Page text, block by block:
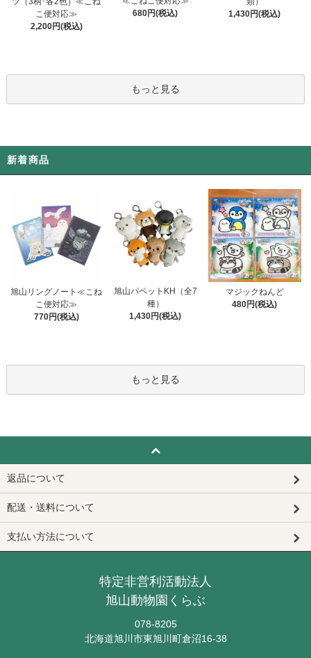
こ便対応≫
2,200円(税込)
680円(税込)
1,430円(税込)
もっと見る
新着商品
旭山リングノート≪こね
こ便対応≫
770円(税込)
旭山パペットKH（全7
種）
1,430円(税込)
マジックねんど
480円(税込)
もっと見る
返品について
配送・送料について
支払い方法について
特定非営利活動法人
旭山動物園くらぶ
078-8205
北海道旭川市東旭川町倉沼16-38